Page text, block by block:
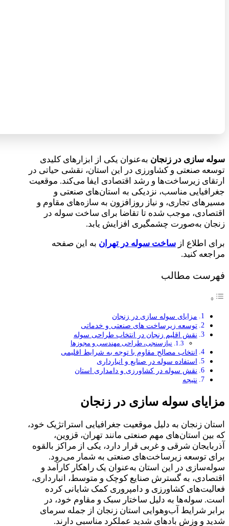
سوله‌ سازی در زنجان به‌عنوان یکی از ابزارهای کلیدی
توسعه صنعتی و کشاورزی در این استان، نقشی حیاتی در
ارتقای زیرساخت‌ها و رشد اقتصادی ایفا می‌کند. موقعیت
جغرافیایی مناسب، نزدیکی به استان‌های صنعتی و
مسیرهای تجاری، و نیاز روزافزون به سازه‌های مقاوم و
اقتصادی، موجب شده تا تقاضا برای ساخت سوله در
زنجان به‌صورت چشمگیری افزایش یابد.
برای اطلاع از ساخت سوله در تهران به این صفحه
مراجعه کنید.
فهرست مطالب
مزایای سوله‌ سازی در زنجان
توسعه زیرساخت‌ های صنعتی و خدماتی
نقش اقلیم زنجان در انتخاب طراحی سوله
نیازسنجی، طراحی مهندسی و مجوزها
انتخاب مصالح مقاوم با توجه به شرایط اقلیمی
استفاده سوله در صنایع و انبارداری
نقش سوله در کشاورزی و دامداری استان
نتیجه
مزایای سوله‌ سازی در زنجان
استان زنجان به دلیل موقعیت جغرافیایی استراتژیک خود،
که بین استان‌های مهم صنعتی مانند تهران، قزوین،
آذربایجان شرقی و غربی قرار دارد، یکی از مراکز بالقوه
برای توسعه زیرساخت‌های صنعتی به شمار می‌رود.
سوله‌سازی در این استان به‌عنوان یک راهکار کارآمد و
اقتصادی، به گسترش صنایع کوچک و متوسط، انبارداری،
فعالیت‌های کشاورزی و دامپروری کمک شایانی کرده
است. سوله‌ها به دلیل ساختار سبک و مقاوم خود، در
برابر شرایط آب‌وهوایی استان زنجان از جمله سرمای
شدید و وزش بادهای شدید عملکرد مناسبی دارند.